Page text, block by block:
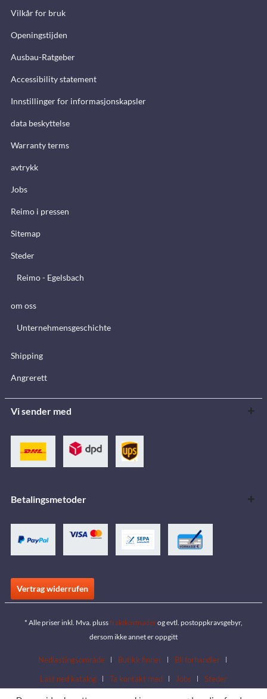
Vilkår for bruk
Openingstijden
Ausbau-Ratgeber
Accessibility statement
Innstillinger for informasjonskapsler
data beskyttelse
Warranty terms
avtrykk
Jobs
Reimo i pressen
Sitemap
Steder
Reimo - Egelsbach
om oss
Unternehmensgeschichte
Shipping
Angrerett
Vi sender med
Betalingsmetoder
Vertrag widerrufen
* Alle priser inkl. Mva. plussfraktkostnaderog evtl. postoppkravsgebyr,
dersom ikke annet er oppgitt
Nedlastingsområde Butikk finner
Bli forhandler
Last ned katalog
Ta kontakt med Jobs Steder